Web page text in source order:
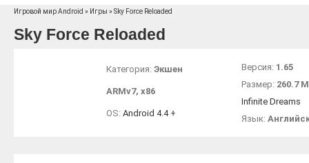
Игровой мир Android » Игры » Sky Force Reloaded
Sky Force Reloaded
Категория: Экшен
ARMv7, x86
OS: Android 4.4+
Версия: 1.65
Размер: 260.7
Infinite Dreams
Язык: